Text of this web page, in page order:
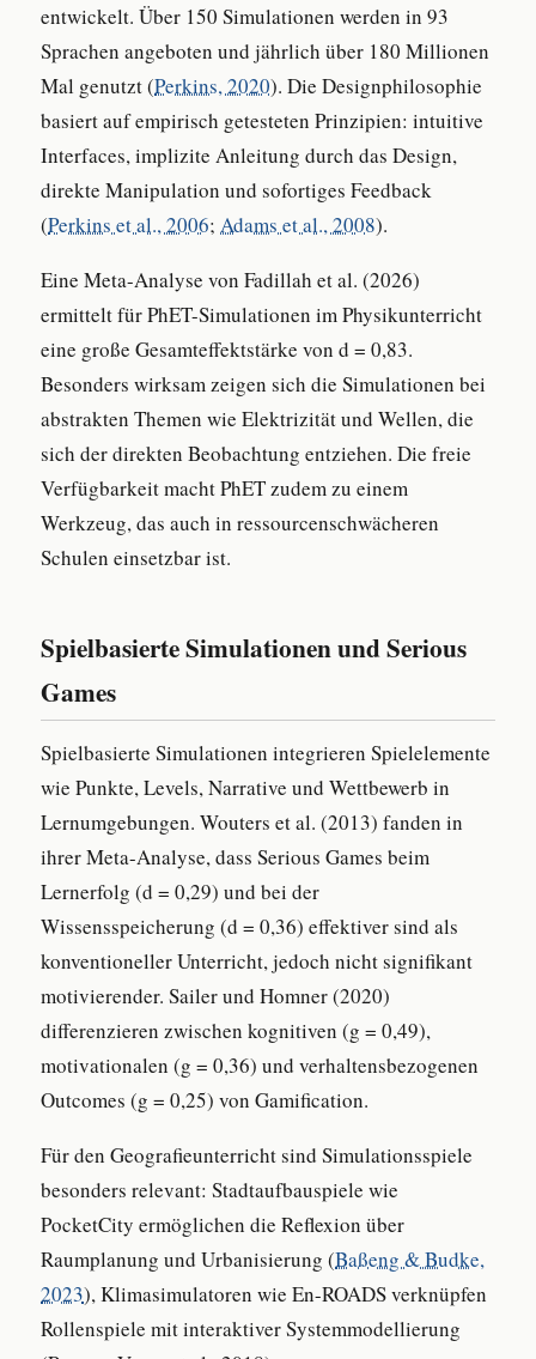
entwickelt. Über 150 Simulationen werden in 93
Sprachen angeboten und jährlich über 180 Millionen
Mal genutzt (Perkins, 2020). Die Designphilosophie
basiert auf empirisch getesteten Prinzipien: intuitive
Interfaces, implizite Anleitung durch das Design,
direkte Manipulation und sofortiges Feedback
(Perkins et al., 2006; Adams et al., 2008).
Eine Meta-Analyse von Fadillah et al. (2026)
ermittelt für PhET-Simulationen im Physikunterricht
eine große Gesamteffektstärke von d = 0,83.
Besonders wirksam zeigen sich die Simulationen bei
abstrakten Themen wie Elektrizität und Wellen, die
sich der direkten Beobachtung entziehen. Die freie
Verfügbarkeit macht PhET zudem zu einem
Werkzeug, das auch in ressourcenschwächeren
Schulen einsetzbar ist.
Spielbasierte Simulationen und Serious
Games
Spielbasierte Simulationen integrieren Spielelemente
wie Punkte, Levels, Narrative und Wettbewerb in
Lernumgebungen. Wouters et al. (2013) fanden in
ihrer Meta-Analyse, dass Serious Games beim
Lernerfolg (d = 0,29) und bei der
Wissensspeicherung (d = 0,36) effektiver sind als
konventioneller Unterricht, jedoch nicht signifikant
motivierender. Sailer und Homner (2020)
differenzieren zwischen kognitiven (g = 0,49),
motivationalen (g = 0,36) und verhaltensbezogenen
Outcomes (g = 0,25) von Gamification.
Für den Geografieunterricht sind Simulationsspiele
besonders relevant: Stadtaufbauspiele wie
PocketCity ermöglichen die Reflexion über
Raumplanung und Urbanisierung (Baßeng & Budke,
2023), Klimasimulatoren wie En-ROADS verknüpfen
Rollenspiele mit interaktiver Systemmodellierung